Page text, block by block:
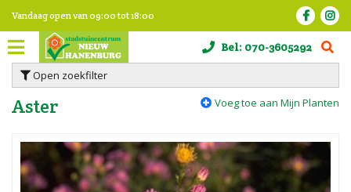
n
Vandaag open van09:00tot18:00
Bel: 070-3605292
Open zoekfilter
Aster Voeg toe aan Mijn Planten